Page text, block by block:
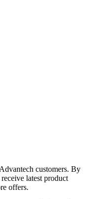
customers. By
latest product
offers.